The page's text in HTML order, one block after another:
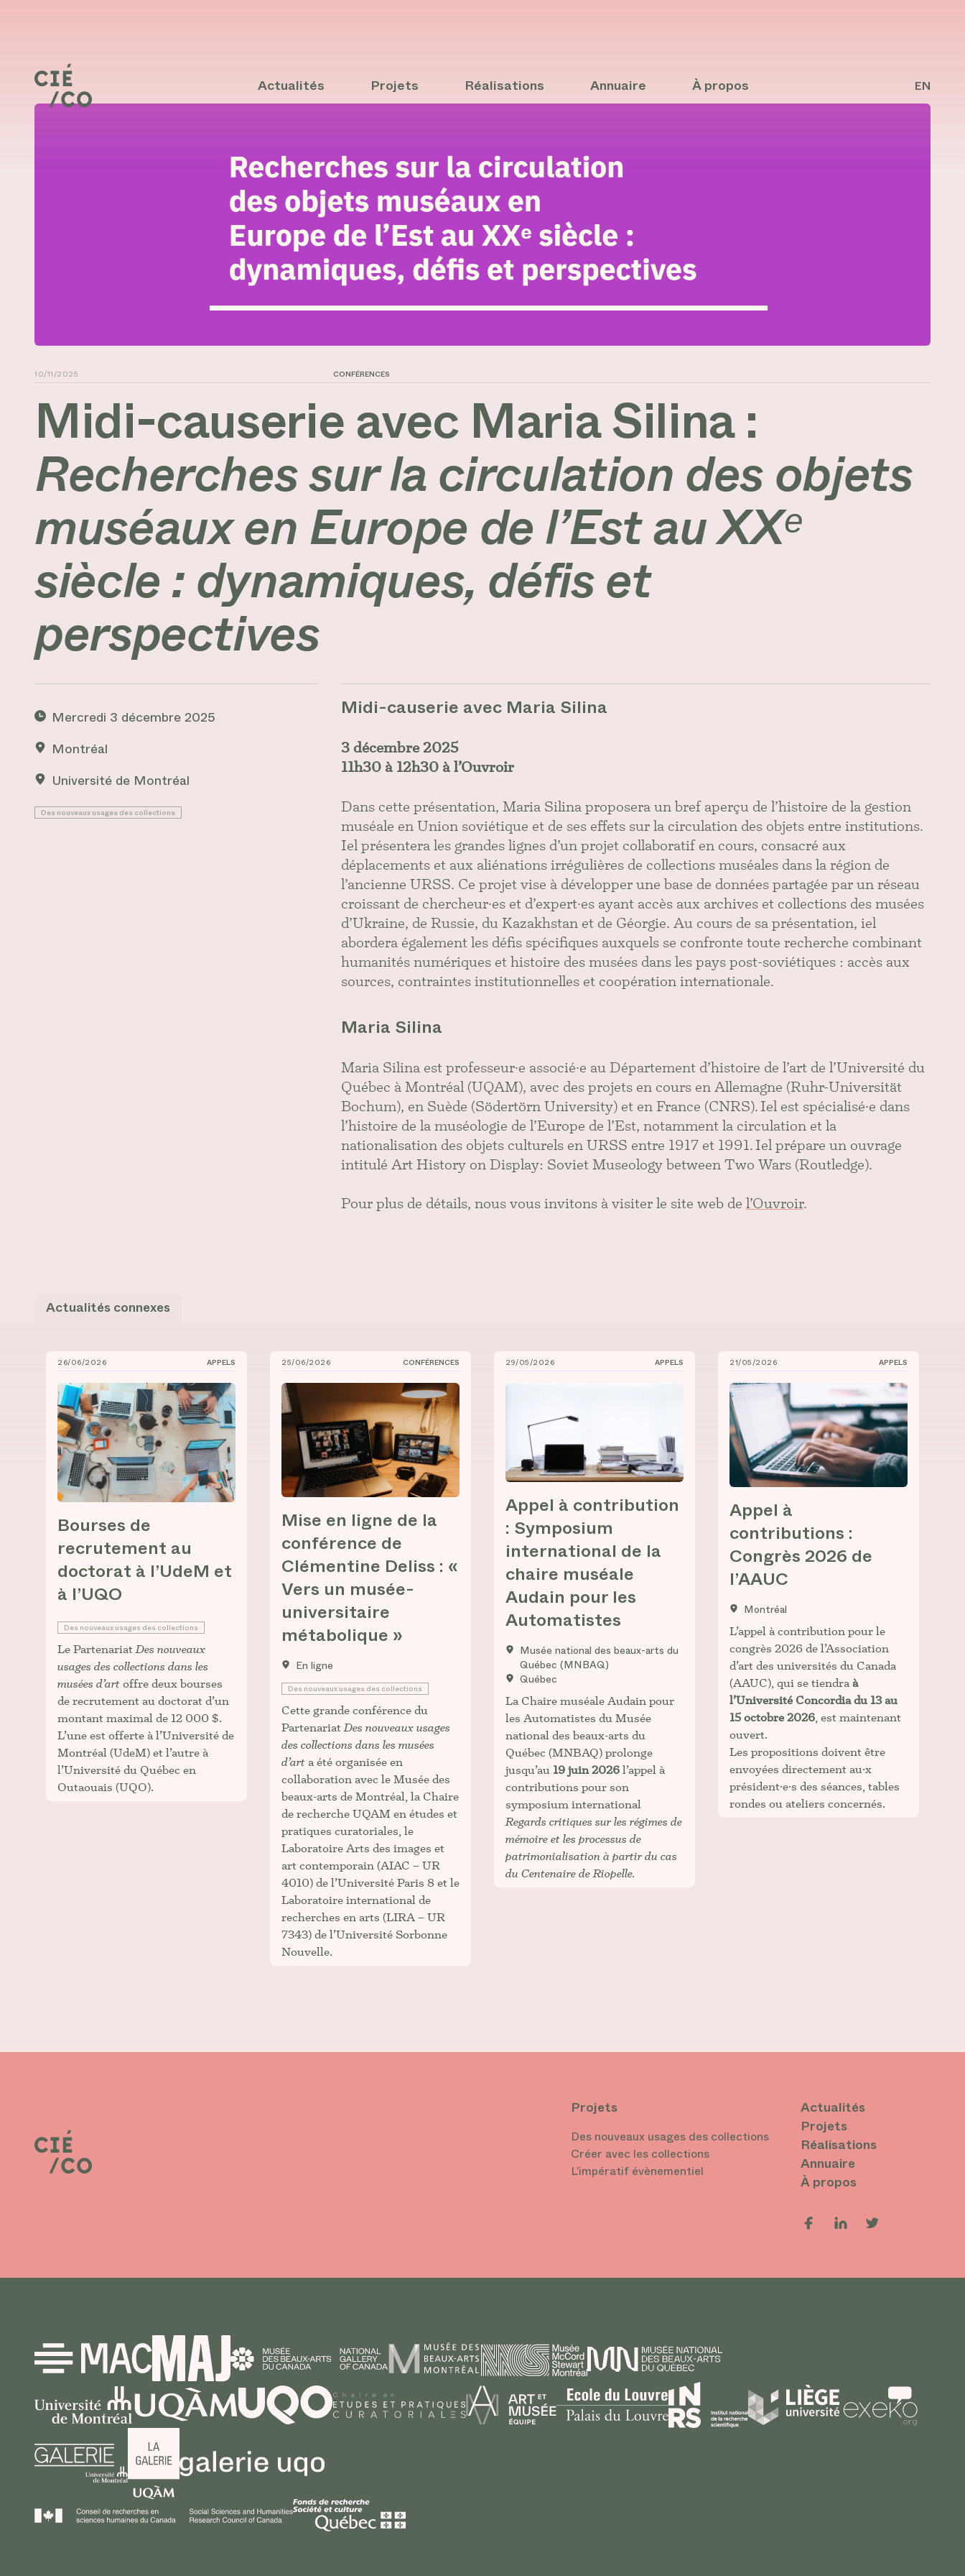
Actualités Projets Réalisations Annuaire À propos EN
10/11/2025 CONFÉRENCES
Midi-causerie avec Maria Silina :
Recherches sur la circulation des objets
muséaux en Europe de l’Est au XXᵉ
siècle : dynamiques, défis et
perspectives
Mercredi 3 décembre 2025
Montréal
Université de Montréal
Des nouveaux usages des collections
Midi-causerie avec Maria Silina
3 décembre 2025
11h30 à 12h30 à l’Ouvroir
Dans cette présentation, Maria Silina proposera un bref aperçu de l’histoire de la gestion
muséale en Union soviétique et de ses effets sur la circulation des objets entre institutions.
Iel présentera les grandes lignes d’un projet collaboratif en cours, consacré aux
déplacements et aux aliénations irrégulières de collections muséales dans la région de
l’ancienne URSS. Ce projet vise à développer une base de données partagée par un réseau
croissant de chercheur·es et d’expert·es ayant accès aux archives et collections des musées
d’Ukraine, de Russie, du Kazakhstan et de Géorgie. Au cours de sa présentation, iel
abordera également les défis spécifiques auxquels se confronte toute recherche combinant
humanités numériques et histoire des musées dans les pays post-soviétiques : accès aux
sources, contraintes institutionnelles et coopération internationale.
Maria Silina
Maria Silina est professeur·e associé·e au Département d’histoire de l’art de l’Université du
Québec à Montréal (UQAM), avec des projets en cours en Allemagne (Ruhr-Universität
Bochum), en Suède (Södertörn University) et en France (CNRS). Iel est spécialisé·e dans
l’histoire de la muséologie de l’Europe de l’Est, notamment la circulation et la
nationalisation des objets culturels en URSS entre 1917 et 1991. Iel prépare un ouvrage
intitulé Art History on Display: Soviet Museology between Two Wars (Routledge).
Pour plus de détails, nous vous invitons à visiter le site web de l’Ouvroir.
Actualités connexes
Bourses de recrutement au doctorat à l’UdeM et à l’UQO
26/06/2026 APPELS
Bourses de
recrutement au
doctorat à l’UdeM et
à l’UQO
Des nouveaux usages des collections
Le Partenariat Des nouveaux
usages des collections dans les
musées d’art offre deux bourses
de recrutement au doctorat d’un
montant maximal de 12 000 $.
L’une est offerte à l’Université de
Montréal (UdeM) et l’autre à
l’Université du Québec en
Outaouais (UQO).
Mise en ligne de la conférence de Clémentine Deliss : « Vers un musée-universitaire métabolique »
25/06/2026 CONFÉRENCES
Mise en ligne de la
conférence de
Clémentine Deliss : «
Vers un musée-
universitaire
métabolique »
En ligne
Des nouveaux usages des collections
Cette grande conférence du
PartenariatDes nouveaux usages
des collections dans les musées
d’art a été organisée en
collaboration avec le Musée des
beaux-arts de Montréal, la Chaire
de recherche UQAM en études et
pratiques curatoriales, le
Laboratoire Arts des images et
art contemporain (AIAC – UR
4010) de l’Université Paris 8 et le
Laboratoire international de
recherches en arts (LIRA – UR
7343) de l’Université Sorbonne
Nouvelle.
Appel à contribution : Symposium international de la chaire muséale Audain pour les
29/05/2026 APPELS
Appel à contribution
: Symposium
international de la
chaire muséale
Audain pour les
Automatistes
Musée national des beaux-arts du
Québec (MNBAQ)
Québec
La Chaire muséale Audain pour
les Automatistes du Musée
national des beaux-arts du
Québec (MNBAQ) prolonge
jusqu’au 19 juin 2026 l’appel à
contributions pour son
symposium international
Regards critiques sur les régimes de
mémoire et les processus de
patrimonialisation à partir du cas
du Centenaire de Riopelle.
Appel à contributions : Congrès 2026 de
21/05/2026 APPELS
Appel à
contributions :
Congrès 2026 de
l’AAUC
Montréal
L’appel à contribution pour le
congrès 2026 de l’Association
d’art des universités du Canada
(AAUC), qui se tiendraà
l’Université Concordia du 13 au
15 octobre 2026, est maintenant
ouvert.
Les propositions doivent être
envoyées directement au·x
président·e·s des séances, tables
rondes ou ateliers concernés.
Projets
Des nouveaux usages des collections
Créer avec les collections
L’impératif évènementiel
Actualités
Projets
Réalisations
Annuaire
À propos